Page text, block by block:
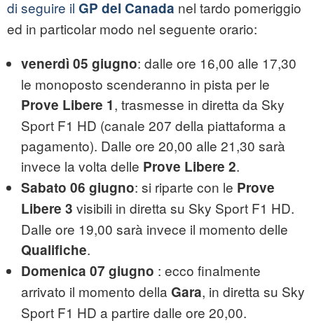
di seguire il GP del Canada nel tardo pomeriggio
ed in particolar modo nel seguente orario:
venerdì 05 giugno: dalle ore 16,00 alle 17,30
le monoposto scenderanno in pista per le
Prove Libere 1, trasmesse in diretta da Sky
Sport F1 HD (canale 207 della piattaforma a
pagamento). Dalle ore 20,00 alle 21,30 sarà
invece la volta delle Prove Libere 2.
Sabato 06 giugno: si riparte con le Prove
Libere 3 visibili in diretta su Sky Sport F1 HD.
Dalle ore 19,00 sarà invece il momento delle
Qualifiche.
Domenica 07 giugno : ecco finalmente
arrivato il momento della Gara, in diretta su Sky
Sport F1 HD a partire dalle ore 20,00.